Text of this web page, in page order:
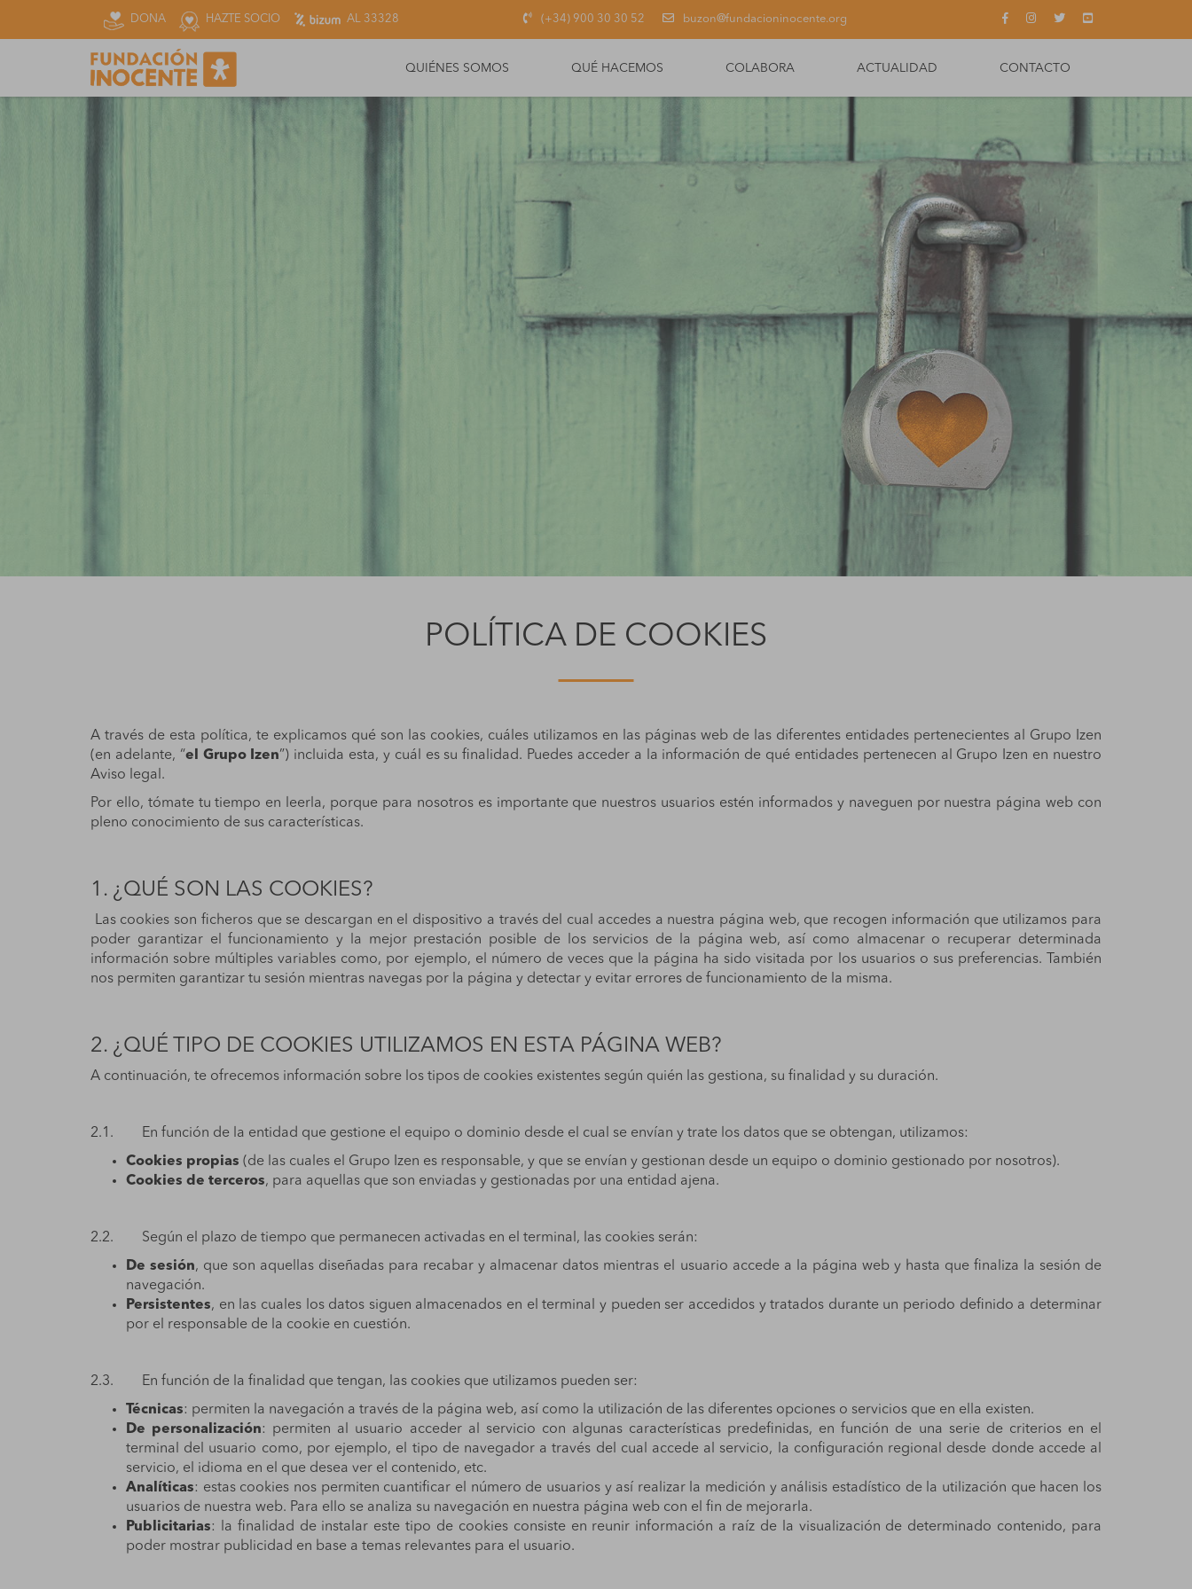
DONA HAZTE SOCIO AL 33328 (+34) 900 30 30 52 buzon@fundacioninocente.org
QUIÉNES SOMOS QUÉ HACEMOS COLABORA ACTUALIDAD CONTACTO
POLÍTICA DE COOKIES
A través de esta política, te explicamos qué son las cookies, cuáles utilizamos en las páginas web de las diferentes entidades pertenecientes al Grupo Izen
(en adelante, “el Grupo Izen”) incluida esta, y cuál es su finalidad. Puedes acceder a la información de qué entidades pertenecen al Grupo Izen en nuestro
Aviso legal .
Por ello, tómate tu tiempo en leerla, porque para nosotros es importante que nuestros usuarios estén informados y naveguen por nuestra página web con
pleno conocimiento de sus características.
1. ¿QUÉ SON LAS COOKIES?
Las cookies son ficheros que se descargan en el dispositivo a través del cual accedes a nuestra página web, que recogen información que utilizamos para
poder garantizar el funcionamiento y la mejor prestación posible de los servicios de la página web, así como almacenar o recuperar determinada
información sobre múltiples variables como, por ejemplo, el número de veces que la página ha sido visitada por los usuarios o sus preferencias. También
nos permiten garantizar tu sesión mientras navegas por la página y detectar y evitar errores de funcionamiento de la misma.
2. ¿QUÉ TIPO DE COOKIES UTILIZAMOS EN ESTA PÁGINA WEB?
A continuación, te ofrecemos información sobre los tipos de cookies existentes según quién las gestiona, su finalidad y su duración.
2.1. En función de la entidad que gestione el equipo o dominio desde el cual se envían y trate los datos que se obtengan, utilizamos:
Cookies propias (de las cuales el Grupo Izen es responsable, y que se envían y gestionan desde un equipo o dominio gestionado por nosotros).
Cookies de terceros, para aquellas que son enviadas y gestionadas por una entidad ajena.
2.2. Según el plazo de tiempo que permanecen activadas en el terminal, las cookies serán:
De sesión, que son aquellas diseñadas para recabar y almacenar datos mientras el usuario accede a la página web y hasta que finaliza la sesión de
navegación.
Persistentes, en las cuales los datos siguen almacenados en el terminal y pueden ser accedidos y tratados durante un periodo definido a determinar
por el responsable de la cookie en cuestión.
2.3. En función de la finalidad que tengan, las cookies que utilizamos pueden ser:
Técnicas: permiten la navegación a través de la página web, así como la utilización de las diferentes opciones o servicios que en ella existen.
De personalización: permiten al usuario acceder al servicio con algunas características predefinidas, en función de una serie de criterios en el
terminal del usuario como, por ejemplo, el tipo de navegador a través del cual accede al servicio, la configuración regional desde donde accede al
servicio, el idioma en el que desea ver el contenido, etc.
Analíticas: estas cookies nos permiten cuantificar el número de usuarios y así realizar la medición y análisis estadístico de la utilización que hacen los
usuarios de nuestra web. Para ello se analiza su navegación en nuestra página web con el fin de mejorarla.
Publicitarias: la finalidad de instalar este tipo de cookies consiste en reunir información a raíz de la visualización de determinado contenido, para
poder mostrar publicidad en base a temas relevantes para el usuario.